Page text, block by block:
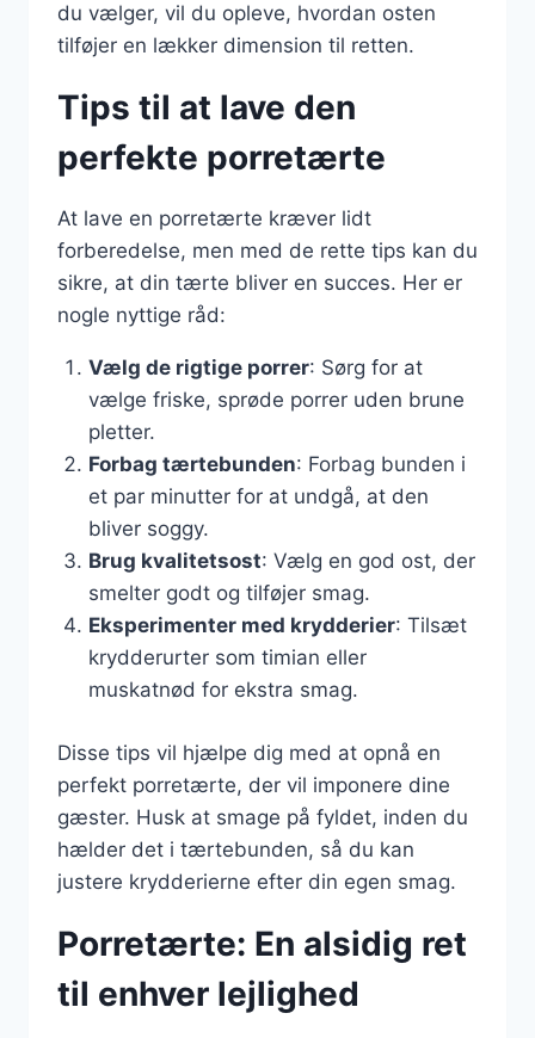
du vælger, vil du opleve, hvordan osten
tilføjer en lækker dimension til retten.
Tips til at lave den
perfekte porretærte
At lave en porretærte kræver lidt
forberedelse, men med de rette tips kan du
sikre, at din tærte bliver en succes. Her er
nogle nyttige råd:
Vælg de rigtige porrer: Sørg for at
vælge friske, sprøde porrer uden brune
pletter.
Forbag tærtebunden: Forbag bunden i
et par minutter for at undgå, at den
bliver soggy.
Brug kvalitetsost: Vælg en god ost, der
smelter godt og tilføjer smag.
Eksperimenter med krydderier: Tilsæt
krydderurter som timian eller
muskatnød for ekstra smag.
Disse tips vil hjælpe dig med at opnå en
perfekt porretærte, der vil imponere dine
gæster. Husk at smage på fyldet, inden du
hælder det i tærtebunden, så du kan
justere krydderierne efter din egen smag.
Porretærte: En alsidig ret
til enhver lejlighed